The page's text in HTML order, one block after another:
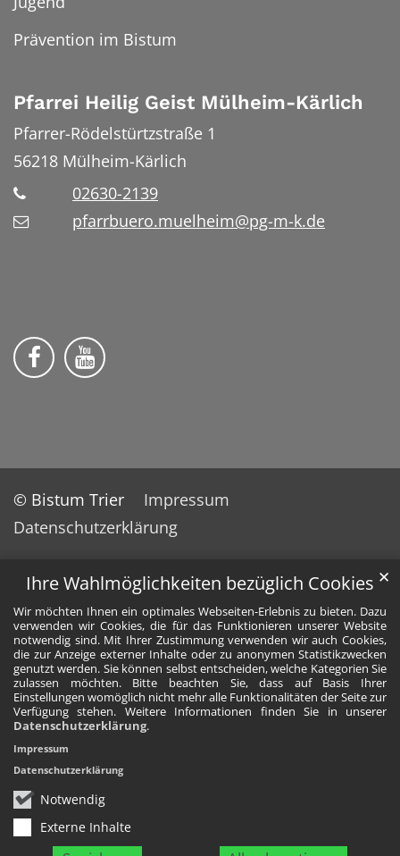
Ihre Wahlmöglichkeiten bezüglich Cookies
Wir möchten Ihnen ein optimales Webseiten-Erlebnis zu bieten. Dazu
verwenden wir Cookies, die für das Funktionieren unserer Website
notwendig sind. Mit Ihrer Zustimmung verwenden wir auch Cookies,
die zur Anzeige externer Inhalte oder zu anonymen Statistikzwecken
genutzt werden. Sie können selbst entscheiden, welche Kategorien Sie
zulassen möchten. Bitte beachten Sie, dass auf Basis Ihrer
Einstellungen womöglich nicht mehr alle Funktionalitäten der Seite zur
Verfügung stehen. Weitere Informationen finden Sie in unserer
Datenschutzerklärung.
Notwendig
Externe Inhalte
✕
Impressum
Datenschutzerklärung
Prävention im Bistum
Pfarrei Heilig Geist Mülheim-Kärlich
Pfarrer-Rödelstürtzstraße 1
56218 Mülheim-Kärlich
02630-2139
pfarrbuero.muelheim@pg-m-k.de
Wir auf Facebook
Wir auf YouTube
© Bistum Trier
Impressum
Datenschutzerklärung